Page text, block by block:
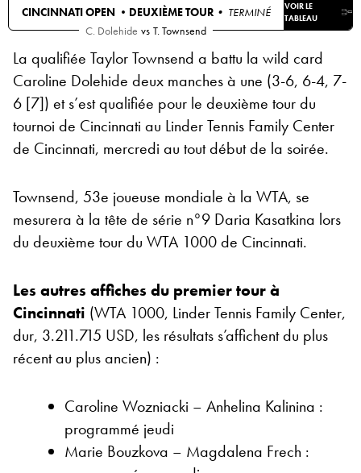
CINCINNATI OPEN • DEUXIÈME TOUR • TERMINÉ
VOIR LE
TABLEAU
C. Dolehide vs T. Townsend
La qualifiée Taylor Townsend a battu la wild card
Caroline Dolehide deux manches à une (3-6, 6-4, 7-
6 [7]) et s’est qualifiée pour le deuxième tour du
tournoi de Cincinnati au Linder Tennis Family Center
de Cincinnati, mercredi au tout début de la soirée.
Townsend, 53e joueuse mondiale à la WTA, se
mesurera à la tête de série n°9 Daria Kasatkina lors
du deuxième tour du WTA 1000 de Cincinnati.
Les autres affiches du premier tour à
Cincinnati (WTA 1000, Linder Tennis Family Center,
dur, 3.211.715 USD, les résultats s’affichent du plus
récent au plus ancien) :
Caroline Wozniacki – Anhelina Kalinina :
programmé jeudi
Marie Bouzkova – Magdalena Frech :